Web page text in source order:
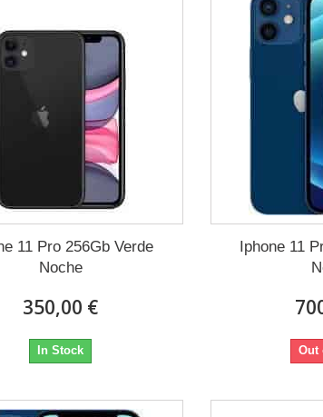
11 Pro 256Gb Verde
Noche
350,00 €
In Stock
Iphone 11
Out